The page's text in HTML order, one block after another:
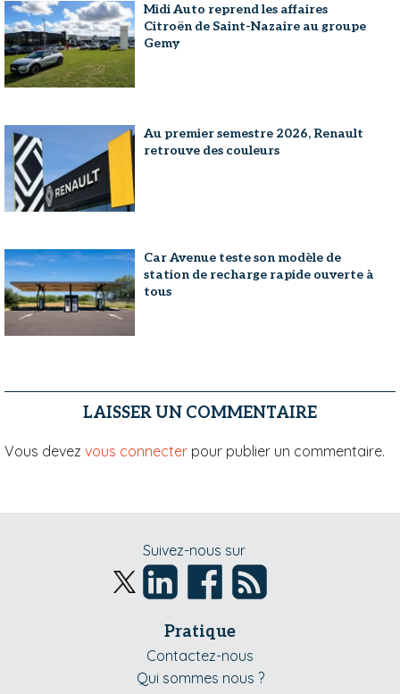
Midi Auto reprend les affaires
Citroën de Saint-Nazaire au groupe
Gemy
Au premier semestre 2026, Renault
retrouve des couleurs
Car Avenue teste son modèle de
station de recharge rapide ouverte à
tous
LAISSER UN COMMENTAIRE
Vous devez vous connecter pour publier un commentaire.
Suivez-nous sur
Pratique
Contactez-nous
Qui sommes nous ?